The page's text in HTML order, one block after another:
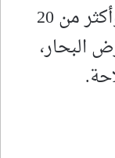
وأشار إلى أن نحو 2000 سفينة وأكثر من 20
البحار،